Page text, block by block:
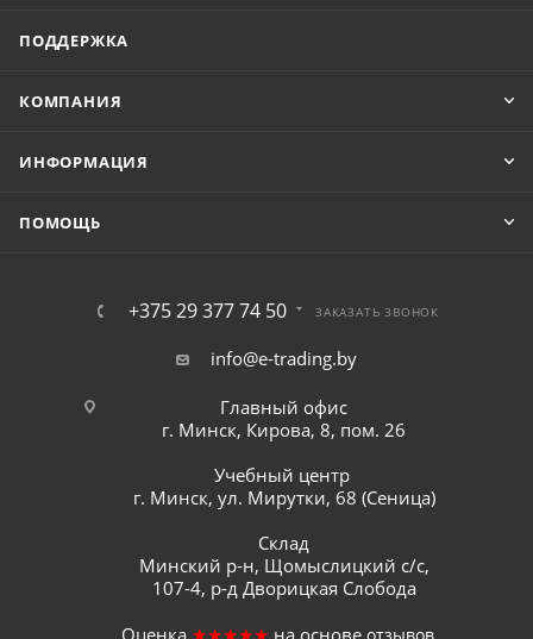
ПОДДЕРЖКА
КОМПАНИЯ
ИНФОРМАЦИЯ
ПОМОЩЬ
+375 29 377 74 50 ЗАКАЗАТЬ ЗВОНОК
info@e-trading.by
Главный офис
г. Минск, Кирова, 8, пом. 26
Учебный центр
г. Минск, ул. Мирутки, 68 (Сеница)
Склад
Минский р-н, Щомыслицкий с/с,
107-4, р-д Дворицкая Слобода
Оценка ★★★★★ на основе